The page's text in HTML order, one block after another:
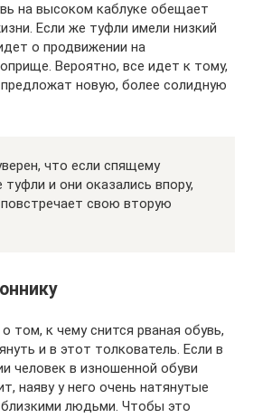
на высоком каблуке обещает
Если же туфли имели низкий
о продвижении на
Вероятно, все идет к тому,
новую, более солидную
что если спящему
и они оказались впору,
свою вторую
том, к чему снится рваная обувь,
и в этот толкователь. Если в
человек в изношенной обуви
наяву у него очень натянутые
людьми. Чтобы это